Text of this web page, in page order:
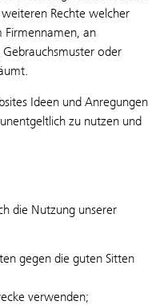
Rechte welcher
Firmennamen, an
oder
Ideen und Anregungen
zu nutzen und
die Nutzung unserer
gegen die guten Sitten
verwenden;